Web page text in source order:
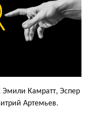
Камратт, Эспер
Артемьев.